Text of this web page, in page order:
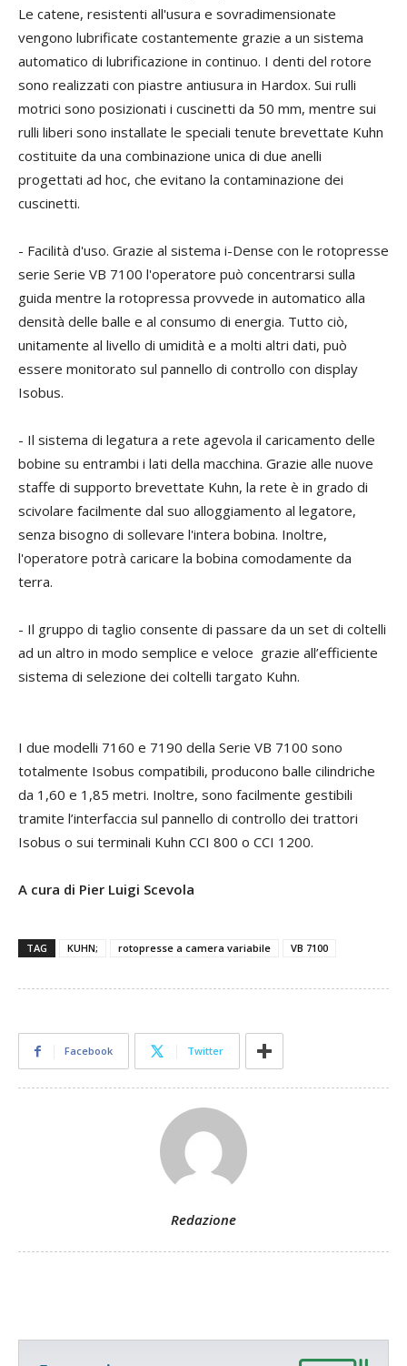
Le catene, resistenti all'usura e sovradimensionate
vengono lubrificate costantemente grazie a un sistema
automatico di lubrificazione in continuo. I denti del rotore
sono realizzati con piastre antiusura in Hardox. Sui rulli
motrici sono posizionati i cuscinetti da 50 mm, mentre sui
rulli liberi sono installate le speciali tenute brevettate Kuhn
costituite da una combinazione unica di due anelli
progettati ad hoc, che evitano la contaminazione dei
cuscinetti.
- Facilità d'uso. Grazie al sistema i-Dense con le rotopresse
serie Serie VB 7100 l'operatore può concentrarsi sulla
guida mentre la rotopressa provvede in automatico alla
densità delle balle e al consumo di energia. Tutto ciò,
unitamente al livello di umidità e a molti altri dati, può
essere monitorato sul pannello di controllo con display
Isobus.
- Il sistema di legatura a rete agevola il caricamento delle
bobine su entrambi i lati della macchina. Grazie alle nuove
staffe di supporto brevettate Kuhn, la rete è in grado di
scivolare facilmente dal suo alloggiamento al legatore,
senza bisogno di sollevare l'intera bobina. Inoltre,
l'operatore potrà caricare la bobina comodamente da
terra.
- Il gruppo di taglio consente di passare da un set di coltelli
ad un altro in modo semplice e veloce grazie all’efficiente
sistema di selezione dei coltelli targato Kuhn.
I due modelli 7160 e 7190 della Serie VB 7100 sono
totalmente Isobus compatibili, producono balle cilindriche
da 1,60 e 1,85 metri. Inoltre, sono facilmente gestibili
tramite l’interfaccia sul pannello di controllo dei trattori
Isobus o sui terminali Kuhn CCI 800 o CCI 1200.
A cura di Pier Luigi Scevola
TAG KUHN; rotopresse a camera variabile VB 7100
Facebook Twitter
Redazione